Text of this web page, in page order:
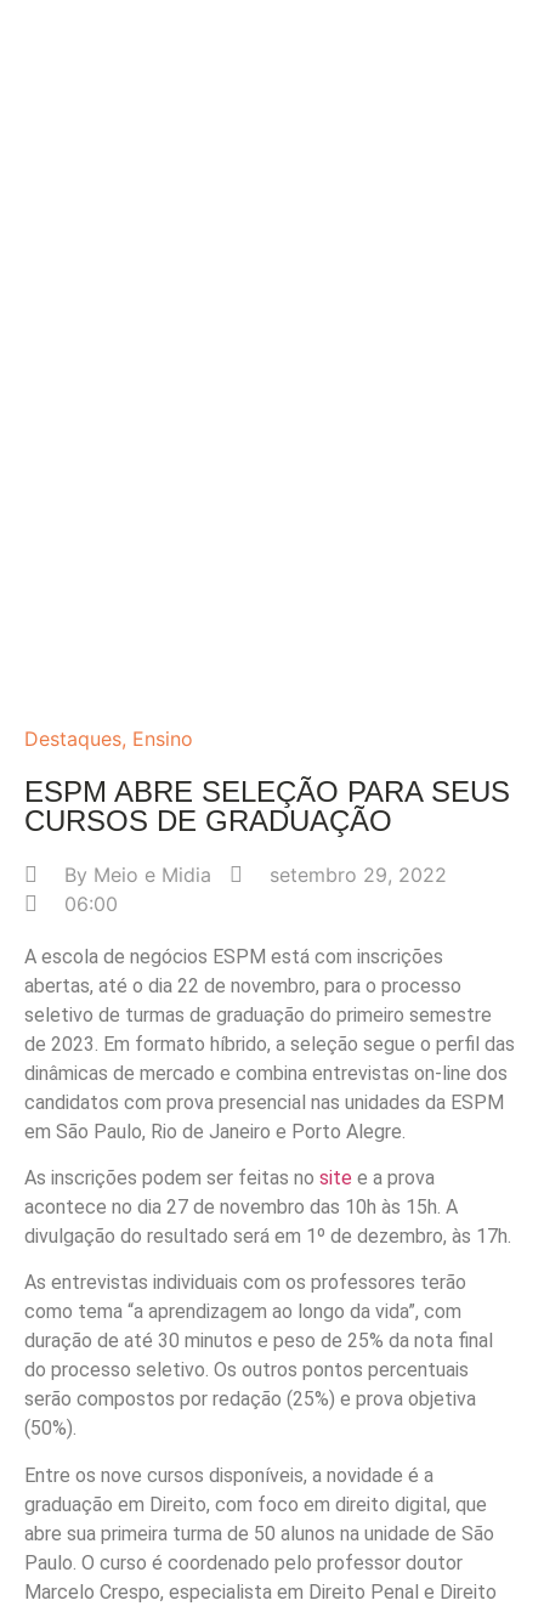
Destaques, Ensino
ESPM ABRE SELEÇÃO PARA SEUS
CURSOS DE GRADUAÇÃO
By Meio e Midia
setembro 29, 2022
06:00
A escola de negócios ESPM está com inscrições
abertas, até o dia 22 de novembro, para o processo
seletivo de turmas de graduação do primeiro semestre
de 2023. Em formato híbrido, a seleção segue o perfil das
dinâmicas de mercado e combina entrevistas on-line dos
candidatos com prova presencial nas unidades da ESPM
em São Paulo, Rio de Janeiro e Porto Alegre.
As inscrições podem ser feitas no site e a prova
acontece no dia 27 de novembro das 10h às 15h. A
divulgação do resultado será em 1º de dezembro, às 17h.
As entrevistas individuais com os professores terão
como tema “a aprendizagem ao longo da vida”, com
duração de até 30 minutos e peso de 25% da nota final
do processo seletivo. Os outros pontos percentuais
serão compostos por redação (25%) e prova objetiva
(50%).
Entre os nove cursos disponíveis, a novidade é a
graduação em Direito, com foco em direito digital, que
abre sua primeira turma de 50 alunos na unidade de São
Paulo. O curso é coordenado pelo professor doutor
Marcelo Crespo, especialista em Direito Penal e Direito